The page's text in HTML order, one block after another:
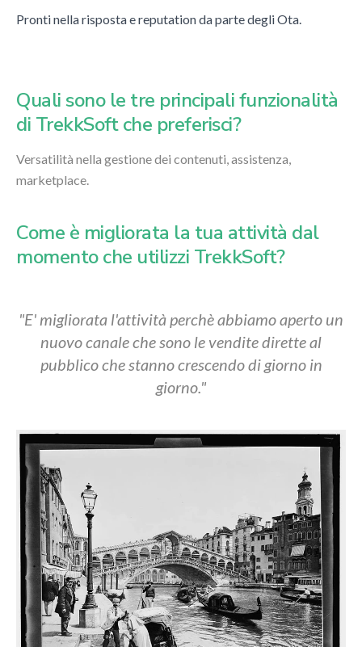
Pronti nella risposta e reputation da parte degli Ota.
Quali sono le tre principali funzionalità
di TrekkSoft che preferisci?
Versatilità nella gestione dei contenuti, assistenza,
marketplace.
Come è migliorata la tua attività dal
momento che utilizzi TrekkSoft?
"E' migliorata l'attività perchè abbiamo aperto un
nuovo canale che sono le vendite dirette al
pubblico che stanno crescendo di giorno in
giorno."